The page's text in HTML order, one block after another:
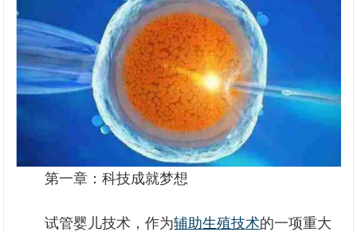
第一章：科技成就梦想
试管婴儿技术，作为辅助生殖技术的一项重大